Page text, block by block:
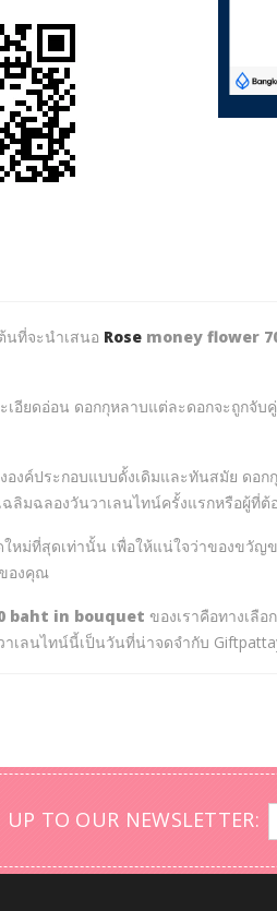
นที่จะนำเสนอ Rose money flower
อียดอ่อน ดอกกุหลาบแต่ละดอกจะถูกจับ
องค์ประกอบแบบดั้งเดิมและทันสมัย ดอ
มฉลองวันวาเลนไทน์ครั้งแรกหรือผู้ที่ต้
หม่ที่สุดเท่านั้น เพื่อให้แน่ใจว่าของขวัญ
องคุณ
baht in bouquet ของเราคือทางเลื
ลนไทน์นี้เป็นวันที่น่าจดจำกับ
UP TO OUR NEWSLETTER: